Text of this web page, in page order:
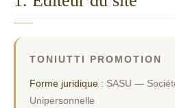
TONIUTTI PROMOTION
Forme juridique : SASU —
Unipersonnelle